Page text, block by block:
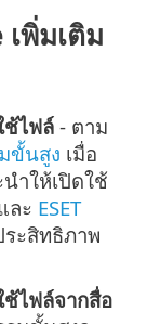
พิ่มเติม
ช้ไฟล์ - ตาม
ขั้นสูง เมื่อ
ำให้เปิดใช้
ละ ESET
ะสิทธิภาพ
ช้ไฟล์จากสื่อ